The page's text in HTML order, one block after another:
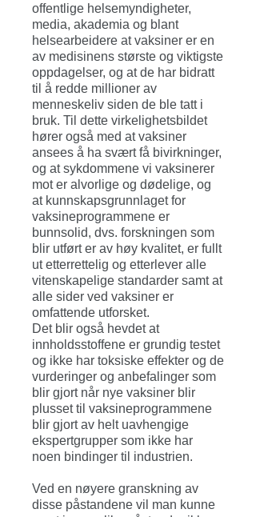
offentlige helsemyndigheter,
media, akademia og blant
helsearbeidere at vaksiner er en
av medisinens største og viktigste
oppdagelser, og at de har bidratt
til å redde millioner av
menneskeliv siden de ble tatt i
bruk. Til dette virkelighetsbildet
hører også med at vaksiner
ansees å ha svært få bivirkninger,
og at sykdommene vi vaksinerer
mot er alvorlige og dødelige, og
at kunnskapsgrunnlaget for
vaksineprogrammene er
bunnsolid, dvs. forskningen som
blir utført er av høy kvalitet, er fullt
ut etterrettelig og etterlever alle
vitenskapelige standarder samt at
alle sider ved vaksiner er
omfattende utforsket.
Det blir også hevdet at
innholdsstoffene er grundig testet
og ikke har toksiske effekter og de
vurderinger og anbefalinger som
blir gjort når nye vaksiner blir
plusset til vaksineprogrammene
blir gjort av helt uavhengige
ekspertgrupper som ikke har
noen bindinger til industrien.
Ved en nøyere granskning av
disse påstandene vil man kunne